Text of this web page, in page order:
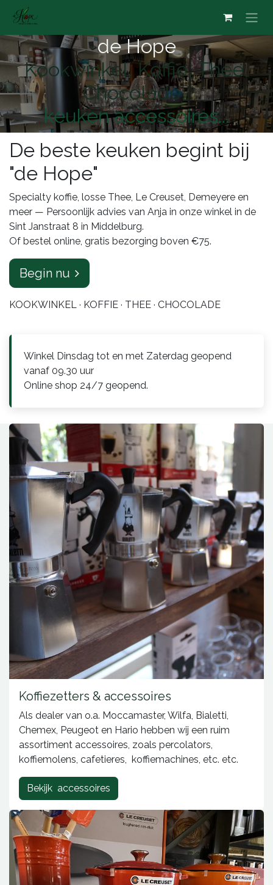
Overslaan naar inhoud
de Hope
Kookwinkel, Koffie, Thee,
Chocolade,
keuken accessoires...
De beste keuken begint bij
"de Hope"
Specialty koffie, losse Thee, Le Creuset, Demeyere en
meer — Persoonlijk advies van Anja in onze winkel in de
Sint Janstraat 8 in Middelburg.
Of bestel online, gratis bezorging boven €75.
Begin nu
KOOKWINKEL · KOFFIE · THEE · CHOCOLADE
Winkel Dinsdag tot en met Zaterdag geopend
vanaf 09.30 uur
Online shop 24/7 geopend.
Koffiezetters & accessoires
Als dealer van o.a. Moccamaster, Wilfa, Bialetti,
Chemex, Peugeot en Hario hebben wij een ruim
assortiment accessoires, zoals percolators,
koffiemolens, cafetieres, koffiemachines, etc. etc.
Bekijk accessoires